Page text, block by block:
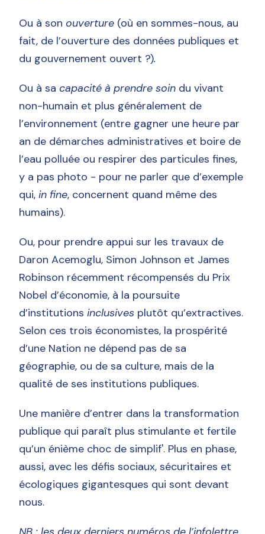
Ou à sonouverture (où en sommes-nous, au
fait, de l’ouverture des données publiques et
du gouvernement ouvert ?).
Ou à sacapacité à prendre soin du vivant
non-humain et plus généralement de
l’environnement (entre gagner une heure par
an de démarches administratives et boire de
l’eau polluée ou respirer des particules fines,
y a pas photo - pour ne parler que d’exemple
qui,in fine, concernent quand même des
humains).
Ou, pour prendre appui sur les travaux de
Daron Acemoglu, Simon Johnson et James
Robinson récemment récompensés du Prix
Nobel d’économie, à la poursuite
d’institutionsinclusives plutôt qu’extractives.
Selon ces trois économistes, la prospérité
d’une Nation ne dépend pas de sa
géographie, ou de sa culture, mais de la
qualité de ses institutions publiques.
Une manière d’entrer dans la transformation
publique qui paraît plus stimulante et fertile
qu’un énième choc de simplif'. Plus en phase,
aussi, avec les défis sociaux, sécuritaires et
écologiques gigantesques qui sont devant
nous.